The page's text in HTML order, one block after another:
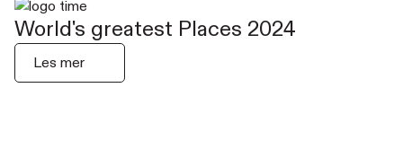
World's greatest Places 2024
Les mer